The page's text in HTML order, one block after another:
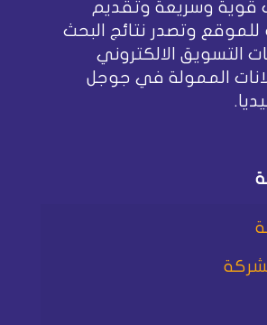
قوية وسريعة وتقديم
وتصدر نتائج البحث
التسويق الالكتروني
الممولة في جوجل